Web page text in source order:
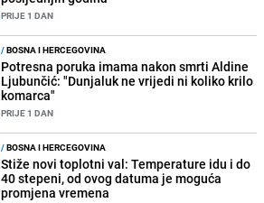
PRIJE 1 DAN
/BOSNA I HERCEGOVINA
Potresna poruka imama nakon smrti Aldine
Ljubunčić: "Dunjaluk ne vrijedi ni koliko krilo
komarca"
PRIJE 1 DAN
/BOSNA I HERCEGOVINA
Stiže novi toplotni val: Temperature idu i do
40 stepeni, od ovog datuma je moguća
promjena vremena